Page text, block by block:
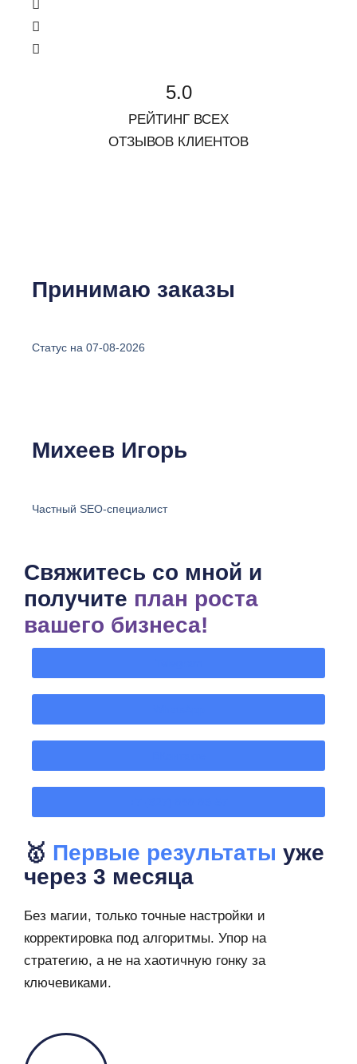
5.0
РЕЙТИНГ ВСЕХ
ОТЗЫВОВ КЛИЕНТОВ
Принимаю заказы
Статус на 07-08-2026
Михеев Игорь
Частный SEO-специалист
Свяжитесь со мной и
получите план роста
вашего бизнеса!
🥇 Первые результаты уже
через 3 месяца
Без магии, только точные настройки и
корректировка под алгоритмы. Упор на
стратегию, а не на хаотичную гонку за
ключевиками.